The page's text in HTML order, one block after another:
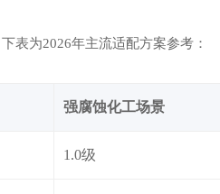
表为2026年主流适配方案参考：
强腐蚀化工场景
1.0级